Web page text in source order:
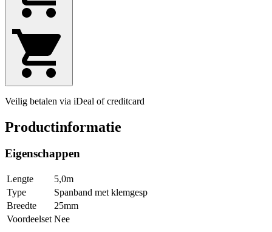
Veilig betalen via iDeal of creditcard
Productinformatie
Eigenschappen
Lengte
5,0m
Type
Spanband met klemgesp
Breedte
25mm
Voordeelset Nee